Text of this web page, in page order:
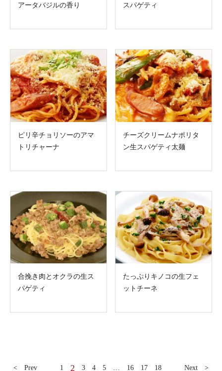
アータバジルの香り
スパゲティ
ピリ辛チョリソーのアマ
トリチャーナ
チーズクリームナポリタ
ン生スパゲティ太麺
合挽き肉とオクラの生ス
パゲティ
たっぷりキノコの生フェ
ットチーネ
< Prev 1 2 3 4 5 … 16 17 18 Next >